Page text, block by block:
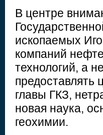
В центре
ископаемых
компаний
технологий, а
главы ГКЗ,
новая наука,
геохимии.